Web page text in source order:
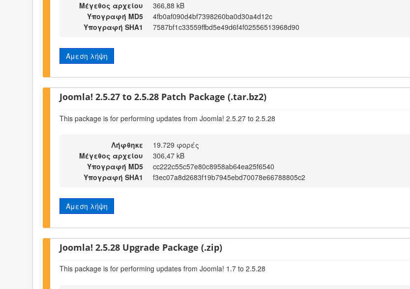
Μέγεθος αρχείου
366,88 kB
Υπογραφή MD5
4fb0af090d4bf7398260ba0d30a4d12c
Υπογραφή SHA1
7587bf1c33559ffbd5e49d6f4f02556513968d90
Άμεση λήψη
Joomla! 2.5.27 to 2.5.28 Patch Package (.tar.bz2)
This package is for performing updates from Joomla! 2.5.27 to 2.5.28
Λήφθηκε
19.729 φορές
Μέγεθος αρχείου
306,47 kB
Υπογραφή MD5
cc222c55c57e80c8958ab64ea25f6540
Υπογραφή SHA1
f3ec07a8d2683f19b7945ebd70078e66788805c2
Άμεση λήψη
Joomla! 2.5.28 Upgrade Package (.zip)
This package is for performing updates from Joomla! 1.7 to 2.5.28